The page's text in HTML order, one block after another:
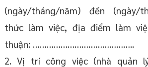
(ngày/tháng/năm) đến (ngày/
thức làm việc, địa điểm làm
thuận: ……………………………………..
2. Vị trí công việc (nhà quản